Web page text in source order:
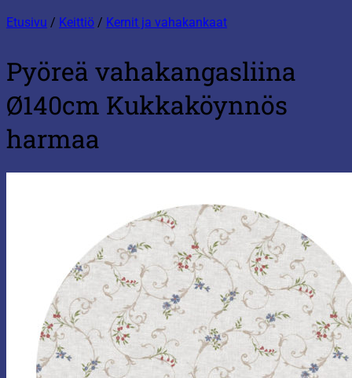
Etusivu / Keittiö / Kernit ja vahakankaat
Pyöreä vahakangasliina
Ø140cm Kukkaköynnös
harmaa